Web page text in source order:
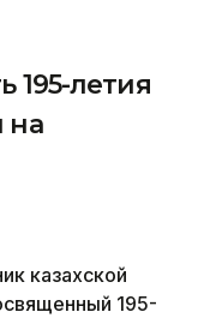
195-летия
на
казахской
195-